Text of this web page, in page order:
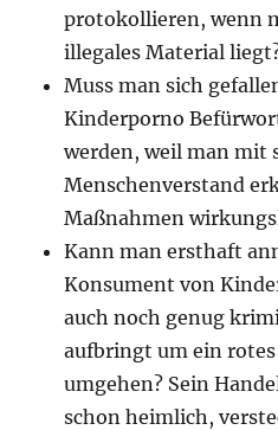
protokollieren, wenn
illegales Material
Muss man sich
Kinderporno
werden, weil man mit
Menschenverstand
Maßnahmen
Kann man ersthaft
Konsument von
auch noch genug
aufbringt um ein
umgehen? Sein
schon heimlich,